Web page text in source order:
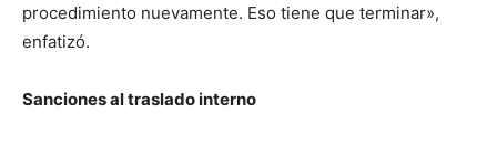
procedimiento nuevamente. Eso tiene que terminar»,
enfatizó.
Sanciones al traslado interno